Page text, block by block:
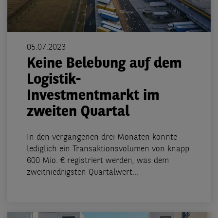
05.07.2023
Keine Belebung auf dem
Logistik-
Investmentmarkt im
zweiten Quartal
In den vergangenen drei Monaten konnte
lediglich ein Transaktionsvolumen von knapp
600 Mio. € registriert werden, was dem
zweitniedrigsten Quartalwert...